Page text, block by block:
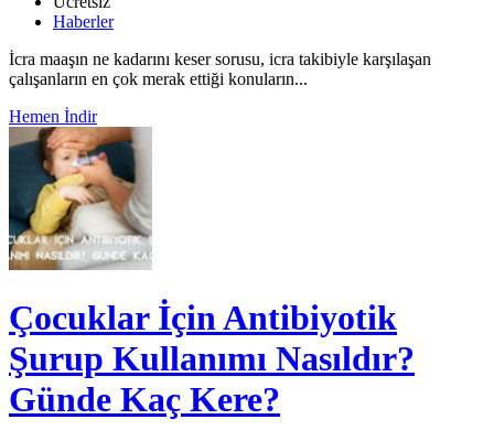
Haberler
İcra maaşın ne kadarını keser sorusu, icra takibiyle karşılaşan
çalışanların en çok merak ettiği konuların...
Hemen İndir
Çocuklar İçin Antibiyotik
Şurup Kullanımı Nasıldır?
Günde Kaç Kere?